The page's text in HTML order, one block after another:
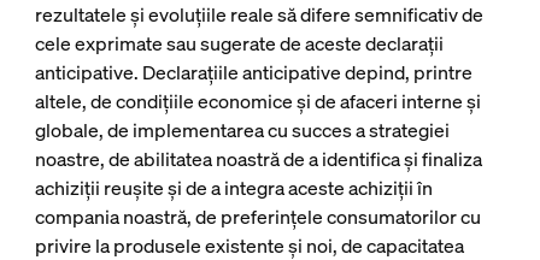
rezultatele și evoluțiile reale să difere semnificativ de
cele exprimate sau sugerate de aceste declarații
anticipative. Declarațiile anticipative depind, printre
altele, de condițiile economice și de afaceri interne și
globale, de implementarea cu succes a strategiei
noastre, de abilitatea noastră de a identifica și finaliza
achiziții reușite și de a integra aceste achiziții în
compania noastră, de preferințele consumatorilor cu
privire la produsele existente și noi, de capacitatea